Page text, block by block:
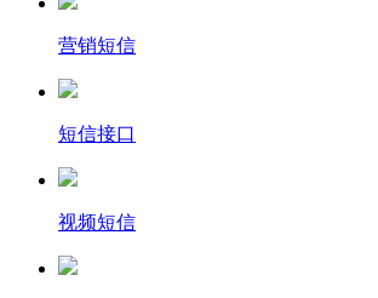
营销短信
短信接口
视频短信